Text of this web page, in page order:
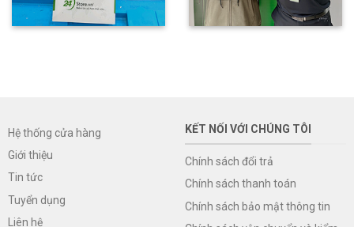
Hệ thống cửa hàng
Giới thiệu
Tin tức
Tuyển dụng
Liên hệ
KẾT NỐI VỚI CHÚNG TÔI
Chính sách đổi trả
Chính sách thanh toán
Chính sách bảo mật thông tin